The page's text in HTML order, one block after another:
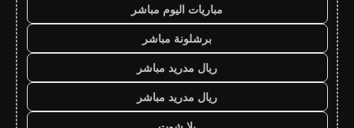
مباريات اليوم مباشر
برشلونة مباشر
ريال مدريد مباشر
ريال مدريد مباشر